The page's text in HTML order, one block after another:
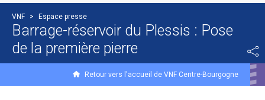
VNF > Espace presse
Barrage-réservoir du Plessis : Pose
de la première pierre
Retour vers l'accueil de VNF Centre-Bourgogne